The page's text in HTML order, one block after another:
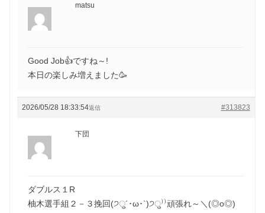
matsu
Good Job👍ですね～!
本日の楽しみ増えました🥳
2026/05/28 18:33:54 #313823
返信
下団
ダブルス１R
柚木選手組２－３挽回(੭ु´･ω･`)੭ु⁾⁾頑張れ～＼(◎o◎)